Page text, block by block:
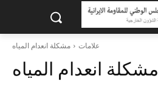
علامات مشكلة انعدام المياه
مشكلة انعدام المياه